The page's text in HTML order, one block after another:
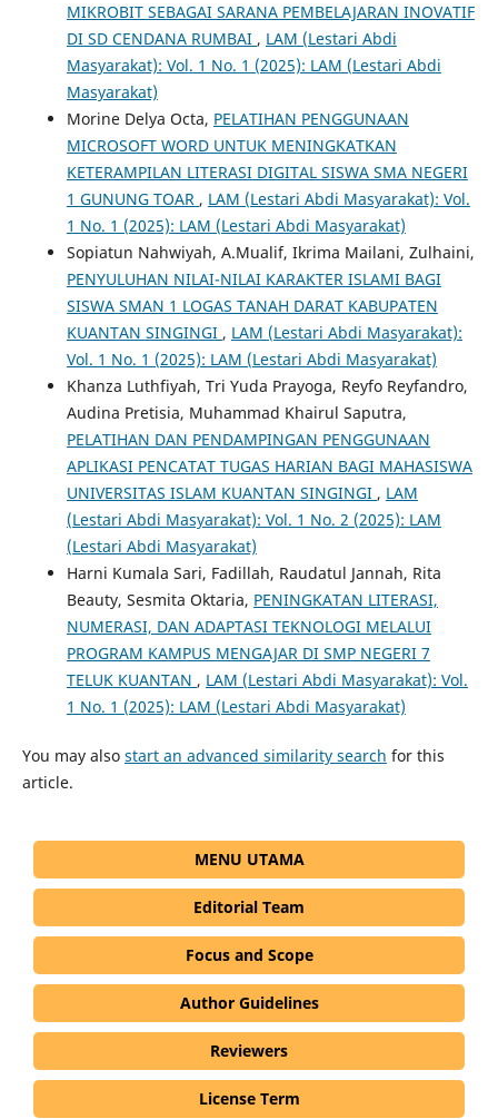
MIKROBIT SEBAGAI SARANA PEMBELAJARAN INOVATIF
DI SD CENDANA RUMBAI , LAM (Lestari Abdi
Masyarakat): Vol. 1 No. 1 (2025): LAM (Lestari Abdi
Masyarakat)
Morine Delya Octa, PELATIHAN PENGGUNAAN
MICROSOFT WORD UNTUK MENINGKATKAN
KETERAMPILAN LITERASI DIGITAL SISWA SMA NEGERI
1 GUNUNG TOAR , LAM (Lestari Abdi Masyarakat): Vol.
1 No. 1 (2025): LAM (Lestari Abdi Masyarakat)
Sopiatun Nahwiyah, A.Mualif, Ikrima Mailani, Zulhaini,
PENYULUHAN NILAI-NILAI KARAKTER ISLAMI BAGI
SISWA SMAN 1 LOGAS TANAH DARAT KABUPATEN
KUANTAN SINGINGI , LAM (Lestari Abdi Masyarakat):
Vol. 1 No. 1 (2025): LAM (Lestari Abdi Masyarakat)
Khanza Luthfiyah, Tri Yuda Prayoga, Reyfo Reyfandro,
Audina Pretisia, Muhammad Khairul Saputra,
PELATIHAN DAN PENDAMPINGAN PENGGUNAAN
APLIKASI PENCATAT TUGAS HARIAN BAGI MAHASISWA
UNIVERSITAS ISLAM KUANTAN SINGINGI , LAM
(Lestari Abdi Masyarakat): Vol. 1 No. 2 (2025): LAM
(Lestari Abdi Masyarakat)
Harni Kumala Sari, Fadillah, Raudatul Jannah, Rita
Beauty, Sesmita Oktaria, PENINGKATAN LITERASI,
NUMERASI, DAN ADAPTASI TEKNOLOGI MELALUI
PROGRAM KAMPUS MENGAJAR DI SMP NEGERI 7
TELUK KUANTAN , LAM (Lestari Abdi Masyarakat): Vol.
1 No. 1 (2025): LAM (Lestari Abdi Masyarakat)
You may also start an advanced similarity search for this
article.
MENU UTAMA
Editorial Team
Focus and Scope
Author Guidelines
Reviewers
License Term